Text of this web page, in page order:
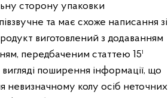
сторону упаковки
та має схоже написання зі
виготовлений з додаванням
передбаченим статтею 15¹
поширення інформації, що
невизначному колу осіб неточних